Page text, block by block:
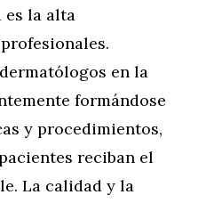
es la alta
en la
formándose
y procedimientos,
reciban el
La calidad y la